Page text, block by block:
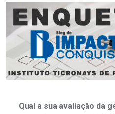
Qual a sua avaliação da